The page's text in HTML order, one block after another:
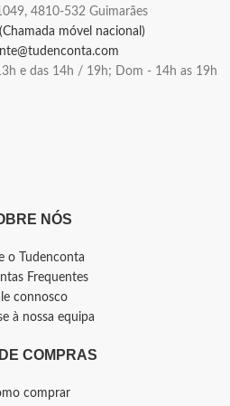
4810-532 Guimarães
móvel nacional)
e das 14h / 19h; Dom - 14h as 19h
NÓS
o Tudenconta
Frequentes
connosco
à nossa equipa
COMPRAS
comprar